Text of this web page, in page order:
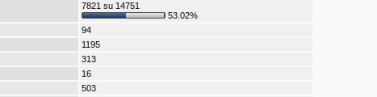
7821 su 14751
53.02%
94
1195
313
16
503